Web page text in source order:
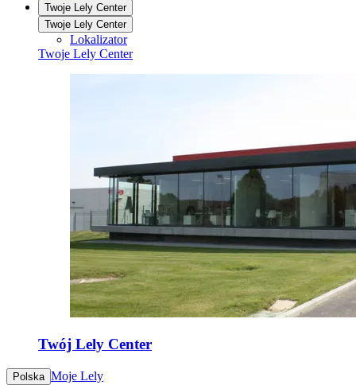
Twoje Lely Center
Twoje Lely Center
Lokalizator
Twoje Lely Center
Twój Lely Center
Polska Moje Lely